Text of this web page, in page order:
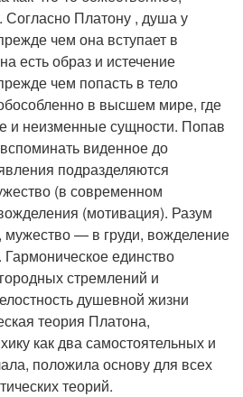
Согласно Платону , душа у
чем она вступает в
есть образ и истечение
чем попасть в тело
в высшем мире, где
и неизменные сущности. Попав
виденное до
подразделяются
(в современном
(мотивация). Разум
мужество — в груди, вожделение
единство
стремлений и
душевной жизни
теория Платона,
как два самостоятельных и
положила основу для всех
теорий.